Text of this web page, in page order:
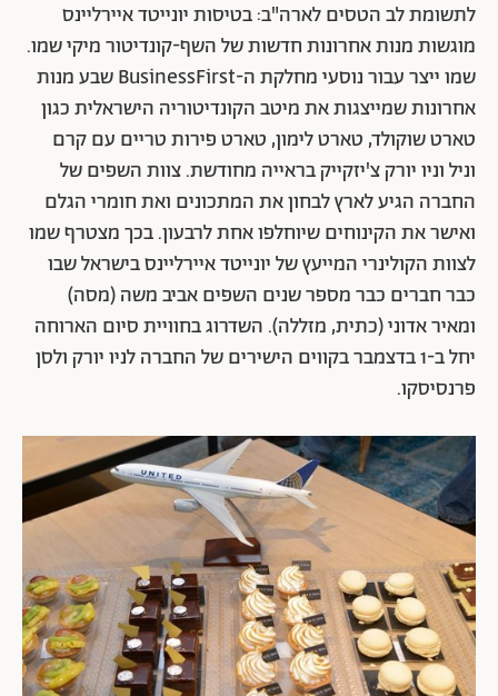
לתשומת לב הטסים לארה"ב: בטיסות יונייטד איירליינס
מוגשות מנות אחרונות חדשות של השף-קונדיטור מיקי שמו.
שמו ייצר עבור נוסעי מחלקת ה-BusinessFirst שבע מנות
אחרונות שמייצגות את מיטב הקונדיטוריה הישראלית כגון
טארט שוקולד, טארט לימון, טארט פירות טריים עם קרם
וניל וניו יורק צ'יזקייק בראייה מחודשת. צוות השפים של
החברה הגיע לארץ לבחון את המתכונים ואת חומרי הגלם
ואישר את הקינוחים שיוחלפו אחת לרבעון. בכך מצטרף שמו
לצוות הקולינרי המייעץ של יונייטד איירליינס בישראל שבו
כבר חברים כבר מספר שנים השפים אביב משה (מסה)
ומאיר אדוני (כתית, מזללה). השדרוג בחוויית סיום הארוחה
יחל ב-1 בדצמבר בקווים הישירים של החברה לניו יורק ולסן
פרנסיסקו.